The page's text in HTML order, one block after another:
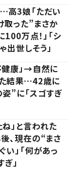
高3娘「ただい
った”まさか
万点！」「シ
出世しそう」
康」→自然に
結果…42歳に
”に「スゴすぎ
」と言われた
、現在の“まさ
」「何があっ
」